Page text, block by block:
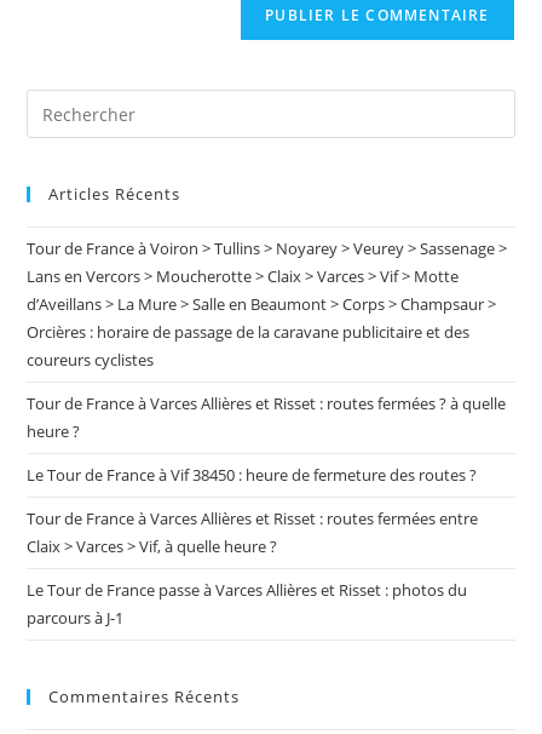
t
Articles Récents
Tour de France à Voiron > Tullins > Noyarey > Veurey > Sassenage >
Lans en Vercors > Moucherotte > Claix > Varces > Vif > Motte
d’Aveillans > La Mure > Salle en Beaumont > Corps > Champsaur >
Orcières : horaire de passage de la caravane publicitaire et des
coureurs cyclistes
Tour de France à Varces Allières et Risset : routes fermées ? à quelle
heure ?
Le Tour de France à Vif 38450 : heure de fermeture des routes ?
Tour de France à Varces Allières et Risset : routes fermées entre
Claix > Varces > Vif, à quelle heure ?
Le Tour de France passe à Varces Allières et Risset : photos du
parcours à J-1
Commentaires Récents